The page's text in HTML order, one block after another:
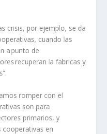
crisis, por ejemplo, se da
cuando las
a punto de
recuperan la fabricas y
romper con el
son para
primarios, y
cooperativas en